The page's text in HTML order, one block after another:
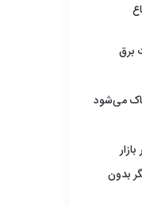
می‌شود
بدون